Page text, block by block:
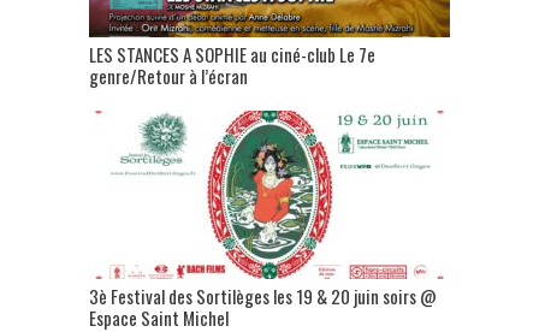
LES STANCES A SOPHIE au ciné-club Le 7e
genre/Retour à l’écran
3è Festival des Sortilèges les 19 & 20 juin soirs @
Espace Saint Michel